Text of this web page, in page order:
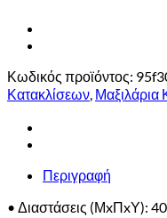
Κωδικός προϊόντος:
Κατακλίσεων, Μαξιλάρια
Περιγραφή
• Διαστάσεις (ΜxΠxΥ):